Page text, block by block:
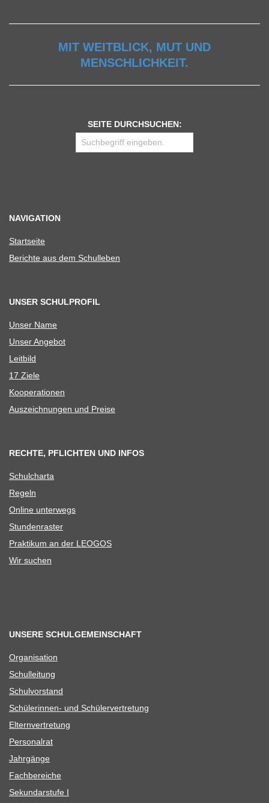
MIT WEITBLICK, MUT UND
MENSCHLICHKEIT.
SEITE DURCHSUCHEN:
NAVIGATION
Start­seite
Berichte aus dem Schulleben
UNSER SCHULPROFIL
Unser Name
Unser Ange­bot
Leit­bild
17 Ziele
Koope­ra­tio­nen
Aus­zeich­nun­gen und Preise
RECHTE, PFLICHTEN UND INFOS
Schul­charta
Regeln
Online unter­wegs
Stun­den­ras­ter
Prak­ti­kum an der LEOGOS
Wir suchen
UNSERE SCHULGEMEINSCHAFT
Orga­ni­sa­tion
Schul­lei­tung
Schul­vor­stand
Schü­le­rin­nen- und Schülervertretung
Eltern­ver­tre­tung
Per­so­nal­rat
Jahr­gänge
Fach­be­rei­che
Sekun­dar­stufe I